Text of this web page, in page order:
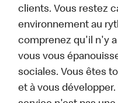
clients. Vous restez
environnement au
comprenez qu'il n'y a
vous vous
sociales. Vous êtes
et à vous